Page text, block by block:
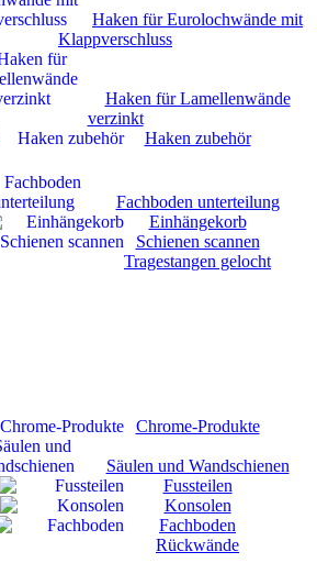
Haken für Eurolochwände mit
Klappverschluss
Haken für Lamellenwände
verzinkt
Haken zubehör
Fachboden unterteilung
Einhängekorb
Schienen scannen
Tragestangen gelocht
Chrome-Produkte
Säulen und Wandschienen
Fussteilen
Konsolen
Fachboden
Rückwände